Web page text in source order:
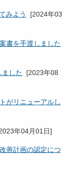
みよう [2024年03
書を手渡しました
した [2023年08
がリニューアルし
年04月01日]
善計画の認定につ